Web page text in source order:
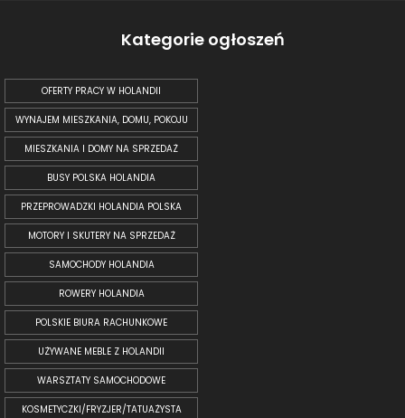
Kategorie ogłoszeń
OFERTY PRACY W HOLANDII
WYNAJEM MIESZKANIA, DOMU, POKOJU
MIESZKANIA I DOMY NA SPRZEDAŻ
BUSY POLSKA HOLANDIA
PRZEPROWADZKI HOLANDIA POLSKA
MOTORY I SKUTERY NA SPRZEDAŻ
SAMOCHODY HOLANDIA
ROWERY HOLANDIA
POLSKIE BIURA RACHUNKOWE
UŻYWANE MEBLE Z HOLANDII
WARSZTATY SAMOCHODOWE
KOSMETYCZKI/FRYZJER/TATUAŻYSTA